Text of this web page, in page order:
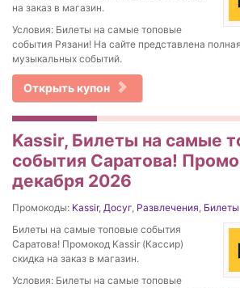
на заказ в магазин.
Условия: Билеты на самые топовые
события Рязани! На сайте представлена
музыкальных событий.
Открыть купон
Kassir, Билеты на самые
события Саратова!
декабря 2026
Промокоды: Kassir, Досуг, Развлечения, Билеты
Билеты на самые топовые события
Саратова! Промокод Kassir (Кассир)
скидка на заказ в магазин.
Условия: Билеты на самые топовые